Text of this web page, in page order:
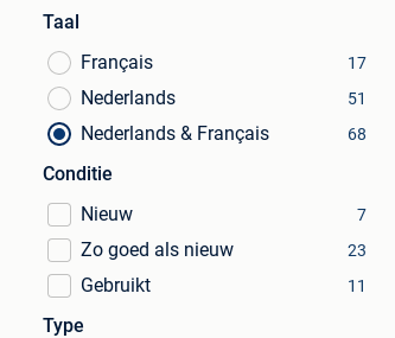
Taal
Français
17
Nederlands 51
Nederlands & Français 68
Conditie
Nieuw
7
Zo goed als nieuw 23
Gebruikt 11
Type